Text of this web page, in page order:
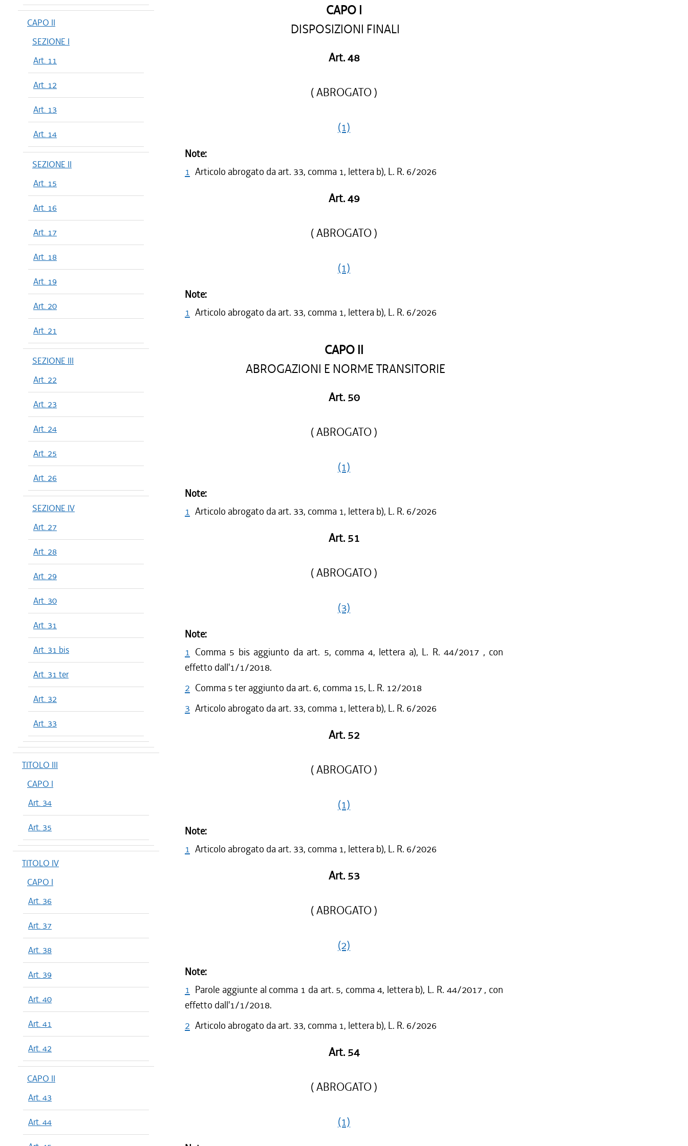
CAPO II
SEZIONE I
Art. 11
Art. 12
Art. 13
Art. 14
SEZIONE II
Art. 15
Art. 16
Art. 17
Art. 18
Art. 19
Art. 20
Art. 21
SEZIONE III
Art. 22
Art. 23
Art. 24
Art. 25
Art. 26
SEZIONE IV
Art. 27
Art. 28
Art. 29
Art. 30
Art. 31
Art. 31 bis
Art. 31 ter
Art. 32
Art. 33
TITOLO III
CAPO I
Art. 34
Art. 35
TITOLO IV
CAPO I
Art. 36
Art. 37
Art. 38
Art. 39
Art. 40
Art. 41
Art. 42
CAPO II
Art. 43
Art. 44
CAPO I
DISPOSIZIONI FINALI
Art. 48
( ABROGATO )
(1)
Note:
1 Articolo abrogato da art. 33, comma 1, lettera b), L. R. 6/2026
Art. 49
( ABROGATO )
(1)
Note:
1 Articolo abrogato da art. 33, comma 1, lettera b), L. R. 6/2026
CAPO II
ABROGAZIONI E NORME TRANSITORIE
Art. 50
( ABROGATO )
(1)
Note:
1 Articolo abrogato da art. 33, comma 1, lettera b), L. R. 6/2026
Art. 51
( ABROGATO )
(3)
Note:
1 Comma 5 bis aggiunto da art. 5, comma 4, lettera a), L. R. 44/2017 , con
effetto dall'1/1/2018.
2 Comma 5 ter aggiunto da art. 6, comma 15, L. R. 12/2018
3 Articolo abrogato da art. 33, comma 1, lettera b), L. R. 6/2026
Art. 52
( ABROGATO )
(1)
Note:
1 Articolo abrogato da art. 33, comma 1, lettera b), L. R. 6/2026
Art. 53
( ABROGATO )
(2)
Note:
1 Parole aggiunte al comma 1 da art. 5, comma 4, lettera b), L. R. 44/2017 , con
effetto dall'1/1/2018.
2 Articolo abrogato da art. 33, comma 1, lettera b), L. R. 6/2026
Art. 54
( ABROGATO )
(1)